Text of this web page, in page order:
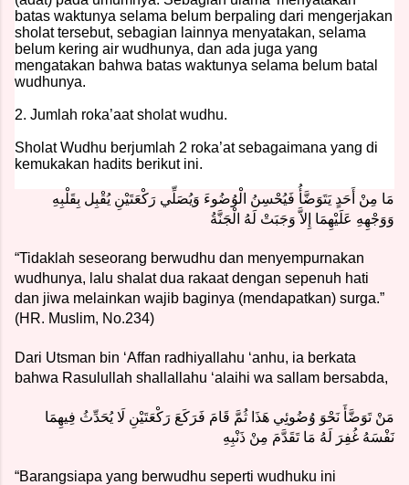
batas waktunya selama belum berpaling dari mengerjakan
sholat tersebut, sebagian lainnya menyatakan, selama
belum kering air wudhunya, dan ada juga yang
mengatakan bahwa batas waktunya selama belum batal
wudhunya.
2. Jumlah roka’aat sholat wudhu.
Sholat Wudhu berjumlah 2 roka’at sebagaimana yang di
kemukakan hadits berikut ini.
مَا مِنْ أَحَدٍ يَتَوَضَّأُ فَيُحْسِنُ الْوُضُوءَ وَيُصَلِّي رَكْعَتَيْنِ يُقْبِل بِقَلْبِهِ
وَوَجْهِهِ عَلَيْهِمَا إِلاَّ وَجَبَتْ لَهُ الْجَنَّةُ
“Tidaklah seseorang berwudhu dan menyempurnakan
wudhunya, lalu shalat dua rakaat dengan sepenuh hati
dan jiwa melainkan wajib baginya (mendapatkan) surga.”
(HR. Muslim, No.234)
Dari Utsman bin ‘Affan radhiyallahu ‘anhu, ia berkata
bahwa Rasulullah shallallahu ‘alaihi wa sallam bersabda,
مَنْ تَوَضَّأَ نَحْوَ وُضُوئِي هَذَا ثُمَّ قَامَ فَرَكَعَ رَكْعَتَيْنِ لَا يُحَدِّثُ فِيهِمَا
نَفْسَهُ غُفِرَ لَهُ مَا تَقَدَّمَ مِنْ ذَنْبِهِ
“Barangsiapa yang berwudhu seperti wudhuku ini